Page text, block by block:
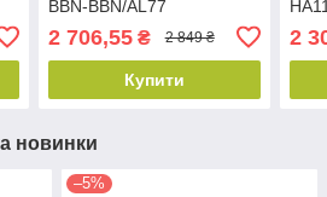
BBN-BBN/AL77
2 706,55₴ 2 849 ₴
Купити
2
новинки
–5%